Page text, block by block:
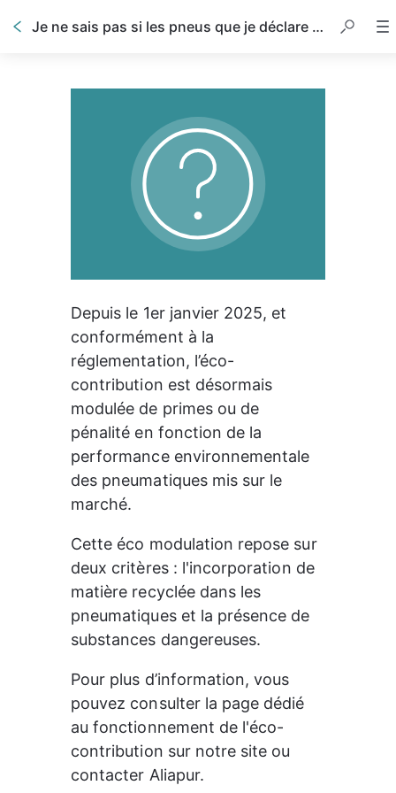
Je ne sais pas si les pneus que je déclare peuvent faire l’objet d’une prime (ou d’une pénalité) à l’éco contribution.
Depuis le 1er janvier 2025, et
conformément à la
réglementation, l’éco-
contribution est désormais
modulée de primes ou de
pénalité en fonction de la
performance environnementale
des pneumatiques mis sur le
marché.
Cette éco modulation repose sur
deux critères : l'incorporation de
matière recyclée dans les
pneumatiques et la présence de
substances dangereuses.
Pour plus d’information, vous
pouvez consulter la page dédié
au fonctionnement de l'éco-
contribution sur notre site ou
contacter Aliapur.